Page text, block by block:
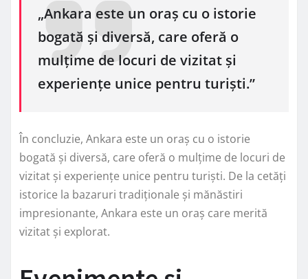
„Ankara este un oraș cu o istorie
bogată și diversă, care oferă o
mulțime de locuri de vizitat și
experiențe unice pentru turiști.”
În concluzie, Ankara este un oraș cu o istorie
bogată și diversă, care oferă o mulțime de locuri de
vizitat și experiențe unice pentru turiști. De la cetăți
istorice la bazaruri tradiționale și mănăstiri
impresionante, Ankara este un oraș care merită
vizitat și explorat.